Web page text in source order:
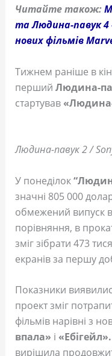
Читайте також:
та Людина-павук
нових фільмів
Тижнем раніше в
перший Людина-
стартував
Людина-павук 2 /
У понеділок
значні 805 000
обмежений випуск
порівняння, в
зміг зібрати 473
екранів за першу
Показники
проект зміг
фільмів нарівні з
впала» і «Ебігейл».
вирішила